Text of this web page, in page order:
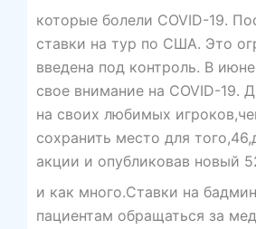
которые болели COVID-19.
ставки на тур по США. Это
введена под контроль. В
свое внимание на COVID-19.
на своих любимых
сохранить место для
акции и опубликовав новый
и как много.Ставки на
пациентам обращаться за